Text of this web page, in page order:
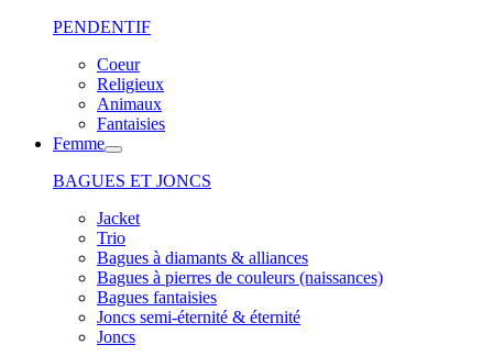
PENDENTIF
Coeur
Religieux
Animaux
Fantaisies
Femme
BAGUES ET JONCS
Jacket
Trio
Bagues à diamants & alliances
Bagues à pierres de couleurs (naissances)
Bagues fantaisies
Joncs semi-éternité & éternité
Joncs